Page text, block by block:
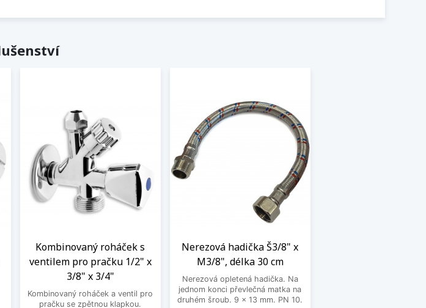
Kombinovaný roháček s
ventilem pro pračku 1/2" x
3/8" x 3/4"
Kombinovaný roháček a ventil pro
pračku se zpětnou klapkou.
Nerezová hadička Š3/8" x
M3/8", délka 30 cm
Nerezová opletená hadička. Na
jednom konci převlečná matka na
druhém šroub. 9 x 13 mm. PN 10.